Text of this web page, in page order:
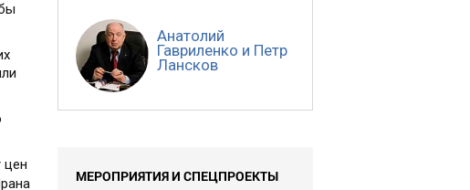
цен
Анатолий
Гавриленко и Петр
Лансков
МЕРОПРИЯТИЯ И СПЕЦПРОЕКТЫ